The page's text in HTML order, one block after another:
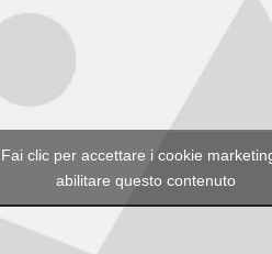
Fai clic per accettare i cookie
abilitare questo contenuto